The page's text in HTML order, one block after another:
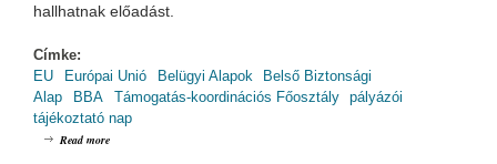
hallhatnak előadást.
Címke:
EU
Európai Unió Belügyi Alapok
Belső Biztonsági
Alap
BBA Támogatás-koordinációs Főosztály
pályázói
tájékoztató nap
Read more